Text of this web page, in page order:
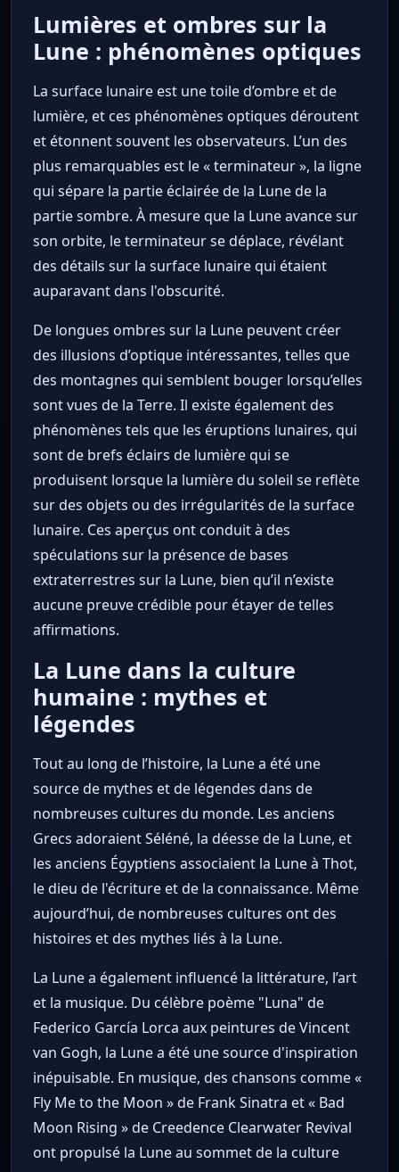
Lumières et ombres sur la
Lune : phénomènes optiques
La surface lunaire est une toile d’ombre et de
lumière, et ces phénomènes optiques déroutent
et étonnent souvent les observateurs. L’un des
plus remarquables est le « terminateur », la ligne
qui sépare la partie éclairée de la Lune de la
partie sombre. À mesure que la Lune avance sur
son orbite, le terminateur se déplace, révélant
des détails sur la surface lunaire qui étaient
auparavant dans l'obscurité.
De longues ombres sur la Lune peuvent créer
des illusions d’optique intéressantes, telles que
des montagnes qui semblent bouger lorsqu’elles
sont vues de la Terre. Il existe également des
phénomènes tels que les éruptions lunaires, qui
sont de brefs éclairs de lumière qui se
produisent lorsque la lumière du soleil se reflète
sur des objets ou des irrégularités de la surface
lunaire. Ces aperçus ont conduit à des
spéculations sur la présence de bases
extraterrestres sur la Lune, bien qu’il n’existe
aucune preuve crédible pour étayer de telles
affirmations.
La Lune dans la culture
humaine : mythes et
légendes
Tout au long de l’histoire, la Lune a été une
source de mythes et de légendes dans de
nombreuses cultures du monde. Les anciens
Grecs adoraient Séléné, la déesse de la Lune, et
les anciens Égyptiens associaient la Lune à Thot,
le dieu de l'écriture et de la connaissance. Même
aujourd’hui, de nombreuses cultures ont des
histoires et des mythes liés à la Lune.
La Lune a également influencé la littérature, l’art
et la musique. Du célèbre poème "Luna" de
Federico García Lorca aux peintures de Vincent
van Gogh, la Lune a été une source d'inspiration
inépuisable. En musique, des chansons comme «
Fly Me to the Moon » de Frank Sinatra et « Bad
Moon Rising » de Creedence Clearwater Revival
ont propulsé la Lune au sommet de la culture